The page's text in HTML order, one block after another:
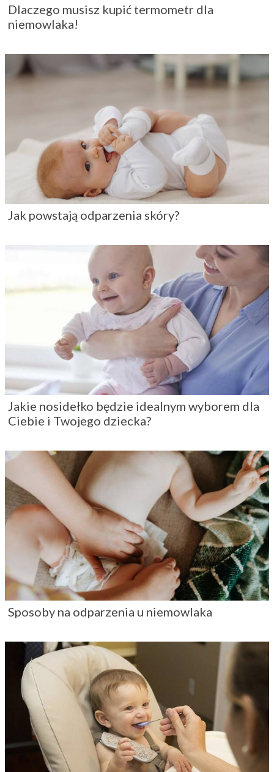
Dlaczego musisz kupić termometr dla
niemowlaka!
Jak powstają odparzenia skóry?
Jakie nosidełko będzie idealnym wyborem dla
Ciebie i Twojego dziecka?
Sposoby na odparzenia u niemowlaka